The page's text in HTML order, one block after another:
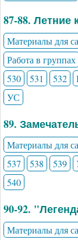
87-88. Летние
Материалы для
Работа в группах
530
531 532
УС
89.
Материалы для
537
538 539
540
90-92.
Материалы для